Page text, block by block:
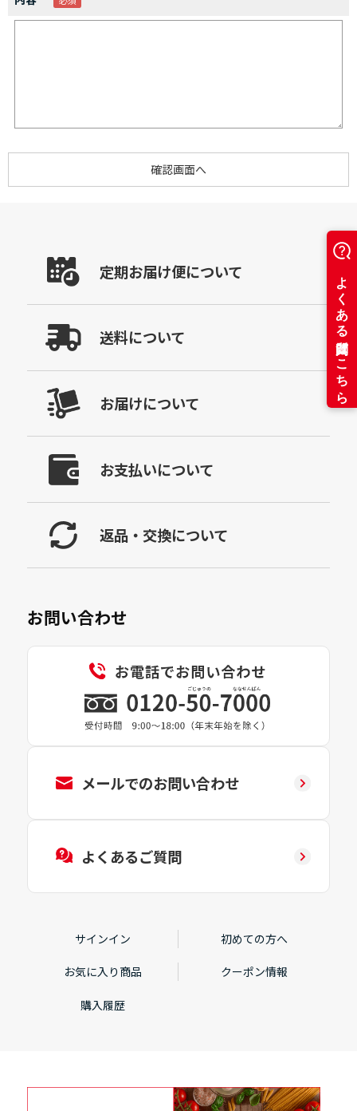
定期お届け便について
送料について
お届けについて
お支払いについて
返品・交換について
お問い合わせ
メールでのお問い合わせ
よくあるご質問
サインイン 初めての方へ
お気に入り商品 クーポン情報
購入履歴